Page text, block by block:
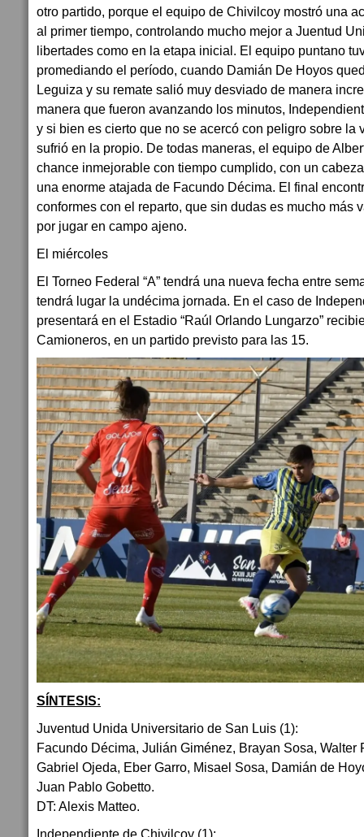
otro partido, porque el equipo de Chivilcoy mostró una
al primer tiempo, controlando mucho mejor a Juentud
libertades como en la etapa inicial. El equipo puntano
promediando el período, cuando Damián De Hoyos
Leguiza y su remate salió muy desviado de manera
manera que fueron avanzando los minutos,
y si bien es cierto que no se acercó con peligro sobre la
sufrió en la propio. De todas maneras, el equipo de
chance inmejorable con tiempo cumplido, con un
una enorme atajada de Facundo Décima. El final
conformes con el reparto, que sin dudas es mucho más
por jugar en campo ajeno.
El miércoles
El Torneo Federal “A” tendrá una nueva fecha entre
tendrá lugar la undécima jornada. En el caso de
presentará en el Estadio “Raúl Orlando Lungarzo”
Camioneros, en un partido previsto para las 15.
SÍNTESIS:
Juventud Unida Universitario de San Luis (1):
Facundo Décima, Julián Giménez, Brayan Sosa, Walter
Gabriel Ojeda, Eber Garro, Misael Sosa, Damián de
Juan Pablo Gobetto.
DT: Alexis Matteo.
Independiente de Chivilcoy (1):